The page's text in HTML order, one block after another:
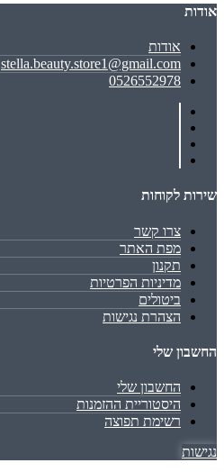
אודות
אודות
stella.beauty.store1@gmail.com
0526552978
שירות לקוחות
צרו קשר
מפת האתר
תקנון
מדיניות הפרטיות
ביטולים
הצהרת נגישות
החשבון שלי
החשבון שלי
היסטוריית ההזמנות
רשימת תפוצה
נגישות